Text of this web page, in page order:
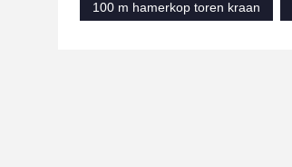
100 m hamerkop toren kraan